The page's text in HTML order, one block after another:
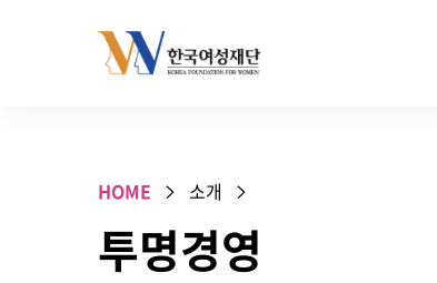
HOME 소개
투명경영